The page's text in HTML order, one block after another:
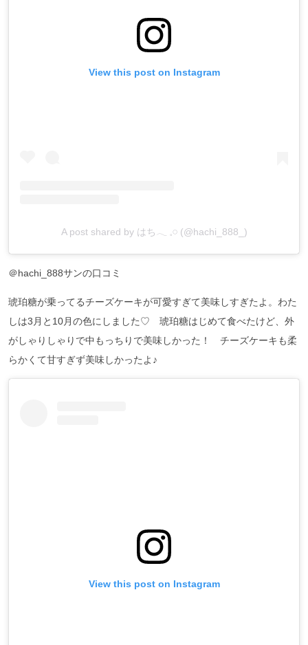
View this post on Instagram
A post shared by はち‎𓂃 𓈒𓏸 (@hachi_888_)
＠hachi_888サンの口コミ
琥珀糖が乗ってるチーズケーキが可愛すぎて美味しすぎたよ。わた
しは3月と10月の色にしました♡ 琥珀糖はじめて食べたけど、外
がしゃりしゃりで中もっちりで美味しかった！ チーズケーキも柔
らかくて甘すぎず美味しかったよ♪
View this post on Instagram